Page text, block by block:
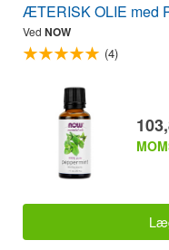
ÆTERISK OLIE med
Ved NOW
(4)